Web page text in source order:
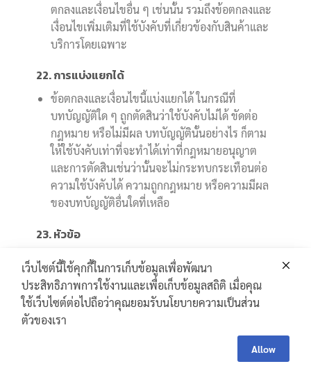
ตกลงและเงื่อนไขอื่น ๆ เช่นนั้น รวมถึงข้อตกลงและ
เงื่อนไขเพิ่มเติมที่ใช้บังคับที่เกี่ยวข้องกับสินค้าและ
บริการโดยเฉพาะ
22. การแบ่งแยกได้
ข้อตกลงและเงื่อนไขนี้แบ่งแยกได้ ในกรณีที่
บทบัญญัติใด ๆ ถูกตัดสินว่าใช้บังคับไม่ได้ ขัดต่อ
กฎหมาย หรือไม่มีผล บทบัญญัตินั้นอย่างไร ก็ตาม
ให้ใช้บังคับเท่าที่จะทำได้เท่าที่กฎหมายอนุญาต
และการตัดสินเช่นว่านั้นจะไม่กระทบกระเทือนต่อ
ความใช้บังคับได้ ความถูกกฎหมาย หรือความมีผล
ของบทบัญญัติอื่นใดที่เหลือ
23. หัวข้อ
หัวข้อที่ใช้ในข้อตกลงและเงื่อนไขนี้มีไว้เพื่อความ
สะดวกเท่านั้นและไม่เป็นการจำกัดหรือมีผลกระทบ
โดยประการใด ๆ ต่อข้อตกลงและเงื่อนไขในนี้
24. ข้อตกลงทั้งหมด
เงื่อนไขที่รวมไว้ในนี้หรืออ้างถึงในนี้ จัดตั้งเป็นข้อ
เว็บไซต์นี้ใช้คุกกี้ในการเก็บข้อมูลเพื่อพัฒนา
ประสิทธิภาพการใช้งานและเพื่อเก็บข้อมูลสถิติ เมื่อคุณ
ใช้เว็บไซต์ต่อไปถือว่าคุณยอมรับนโยบายความเป็นส่วน
ตัวของเรา
Allow
Us